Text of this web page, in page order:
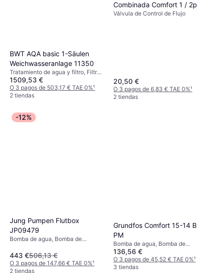
BWT AQA basic 1-Säulen
Weichwasseranlage 11350
Tratamiento de agua y filtro, Filtro
de agua
1509,53 €
O 3 pagos de 503,17 € TAE 0%¹
2 tiendas
Combinada Comfort 1 / 2p
Válvula de Control de Flujo
20,50 €
O 3 pagos de 6,83 € TAE 0%¹
2 tiendas
-12%
Jung Pumpen Flutbox
JP09479
Bomba de agua, Bomba de
443 €506,13 €
O 3 pagos de 147,66 € TAE 0%¹
2 tiendas
Grundfos Comfort 15-14 B
PM
Bomba de agua, Bomba de
circulación en húmedo
136,56 €
O 3 pagos de 45,52 € TAE 0%¹
3 tiendas